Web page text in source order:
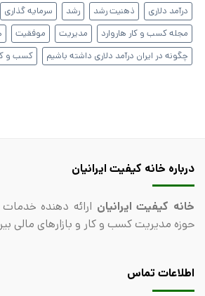
درآمد دلاری ذهنیت رشد رشد سرمایه گذاری
مجله کسب و کار هاروارد
مدیریت موفقیت
چگونه در ایران درآمد دلاری داشته باشیم
کسب و
درباره خانه کیفیت ایرانیان
خانه کیفیت ایرانیان ارائه دهنده
حوزه مدیریت کسب و کار و بازارهای مالی
اطلاعات تماس